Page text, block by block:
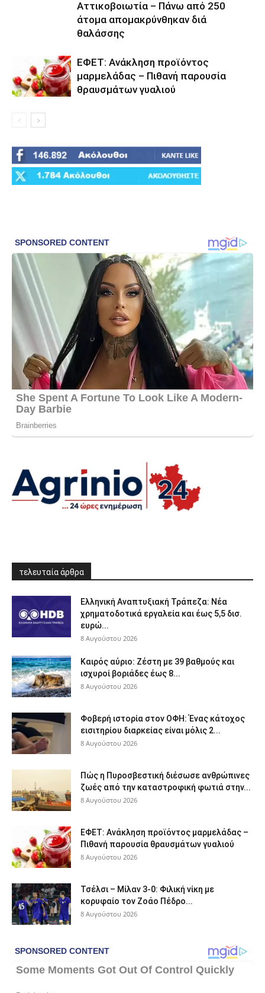
Αττικοβοιωτία – Πάνω από 250
άτομα απομακρύνθηκαν διά
θαλάσσης
ΕΦΕΤ: Ανάκληση προϊόντος
μαρμελάδας – Πιθανή παρουσία
θραυσμάτων γυαλιού
τελευταία άρθρα
Ελληνική Αναπτυξιακή Τράπεζα: Νέα
χρηματοδοτικά εργαλεία και έως 5,5 δισ.
ευρώ...
8 Αυγούστου 2026
Καιρός αύριο: Ζέστη με 39 βαθμούς και
ισχυροί βοριάδες έως 8...
8 Αυγούστου 2026
Φοβερή ιστορία στον ΟΦΗ: Ένας κάτοχος
εισιτηρίου διαρκείας είναι μόλις 2...
8 Αυγούστου 2026
Πώς η Πυροσβεστική διέσωσε ανθρώπινες
ζωές από την καταστροφική φωτιά στην...
8 Αυγούστου 2026
ΕΦΕΤ: Ανάκληση προϊόντος μαρμελάδας –
Πιθανή παρουσία θραυσμάτων γυαλιού
8 Αυγούστου 2026
Τσέλσι – Μίλαν 3-0: Φιλική νίκη με
κορυφαίο τον Ζοάο Πέδρο...
8 Αυγούστου 2026